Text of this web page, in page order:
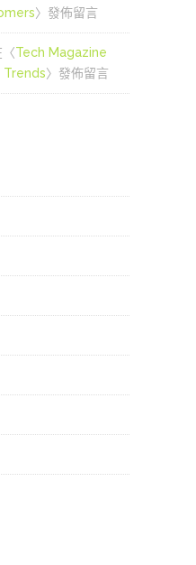
〉發佈留言
〈Tech Magazine
〉發佈留言